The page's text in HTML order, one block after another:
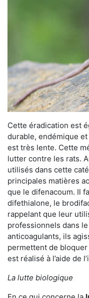
Cette éradication est
durable, endémique
est très lente. Cette
lutter contre les rats.
utilisés dans cette
principales matières
que le difenacoum. Il
difethialone, le
rappelant que leur
professionnels dans
anticoagulants, ils
permettent de
est réalisé à l’aide de
La lutte biologique